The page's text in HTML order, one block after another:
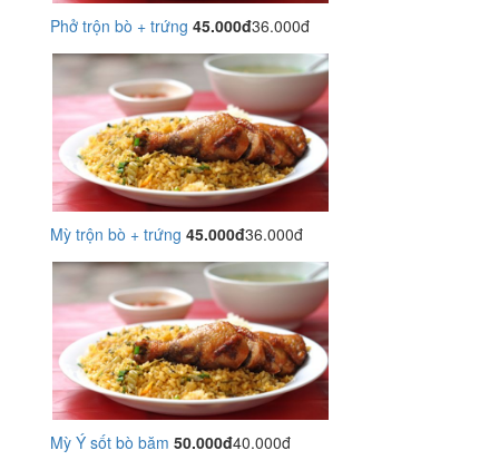
Phở trộn bò + trứng 45.000đ36.000đ
Mỳ trộn bò + trứng 45.000đ36.000đ
Mỳ Ý sốt bò băm 50.000đ40.000đ